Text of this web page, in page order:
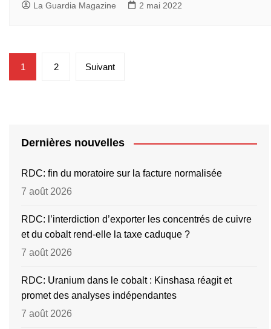
La Guardia Magazine 2 mai 2022
Pagination
des
1 2 Suivant
Dernières nouvelles
RDC: fin du moratoire sur la facture normalisée
7 août 2026
RDC: l’interdiction d’exporter les concentrés de cuivre
et du cobalt rend-elle la taxe caduque ?
7 août 2026
RDC: Uranium dans le cobalt : Kinshasa réagit et
promet des analyses indépendantes
7 août 2026